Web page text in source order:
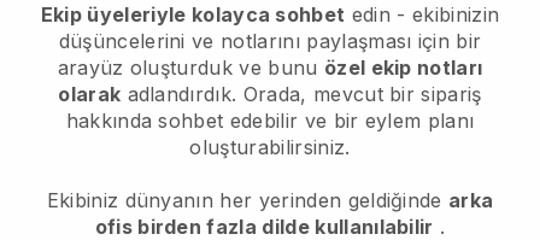
Ekip üyeleriyle kolayca sohbet edin - ekibinizin
düşüncelerini ve notlarını paylaşması için bir
arayüz oluşturduk ve bunu özel ekip notları
olarak adlandırdık. Orada, mevcut bir sipariş
hakkında sohbet edebilir ve bir eylem planı
oluşturabilirsiniz.
Ekibiniz dünyanın her yerinden geldiğinde arka
ofis birden fazla dilde kullanılabilir .